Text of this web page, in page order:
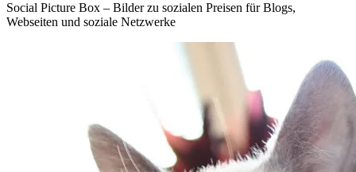
Social Picture Box – Bilder zu sozialen Preisen für Blogs,
Webseiten und soziale Netzwerke